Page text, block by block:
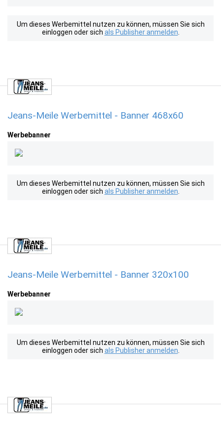
Um dieses Werbemittel nutzen zu können, müssen Sie sich
einloggen oder sich als Publisher anmelden
Jeans-Meile Werbemittel - Banner 468x60
Werbebanner
Um dieses Werbemittel nutzen zu können, müssen Sie sich
einloggen oder sich als Publisher anmelden
Jeans-Meile Werbemittel - Banner 320x100
Werbebanner
Um dieses Werbemittel nutzen zu können, müssen Sie sich
einloggen oder sich als Publisher anmelden